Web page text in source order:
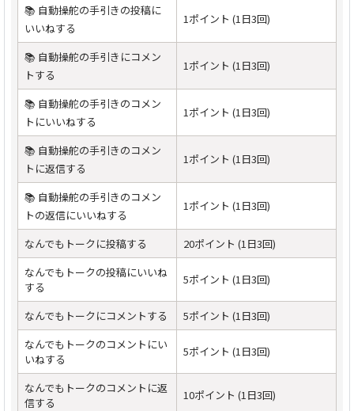
📚 自動操舵の手引きの投稿に
いいねする
1ポイント (1日3回)
📚 自動操舵の手引きにコメン
トする
1ポイント (1日3回)
📚 自動操舵の手引きのコメン
トにいいねする
1ポイント (1日3回)
📚 自動操舵の手引きのコメン
トに返信する
1ポイント (1日3回)
📚 自動操舵の手引きのコメン
トの返信にいいねする
1ポイント (1日3回)
なんでもトークに投稿する
20ポイント (1日3回)
なんでもトークの投稿にいいね
する
5ポイント (1日3回)
なんでもトークにコメントする
5ポイント (1日3回)
なんでもトークのコメントにい
いねする
5ポイント (1日3回)
なんでもトークのコメントに返
信する
10ポイント (1日3回)